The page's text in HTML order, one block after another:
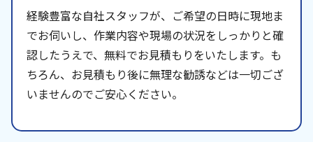
経験豊富な自社スタッフが、ご希望の日時に現地ま
でお伺いし、作業内容や現場の状況をしっかりと確
認したうえで、無料でお見積もりをいたします。も
ちろん、お見積もり後に無理な勧誘などは一切ござ
いませんのでご安心ください。